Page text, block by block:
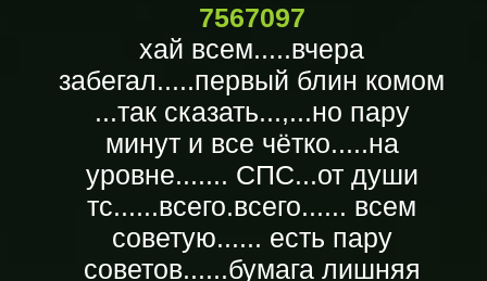
7567097
хай всем.....вчера
забегал.....первый блин комом
...так сказать...,...но пару
минут и все чётко.....на
уровне....... СПС...от души
тс......всего.всего...... всем
советую...... есть пару
советов......бумага лишняя